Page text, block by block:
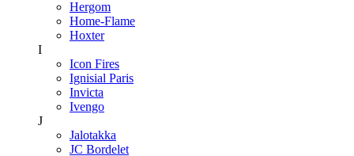
Hergom
Home-Flame
Hoxter
I
Icon Fires
Ignisial Paris
Invicta
Ivengo
J
Jalotakka
JC Bordelet